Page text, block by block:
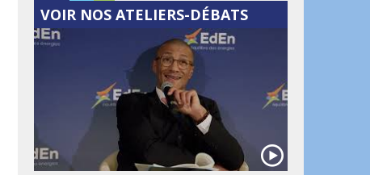
VOIR NOS ATELIERS-DÉBATS